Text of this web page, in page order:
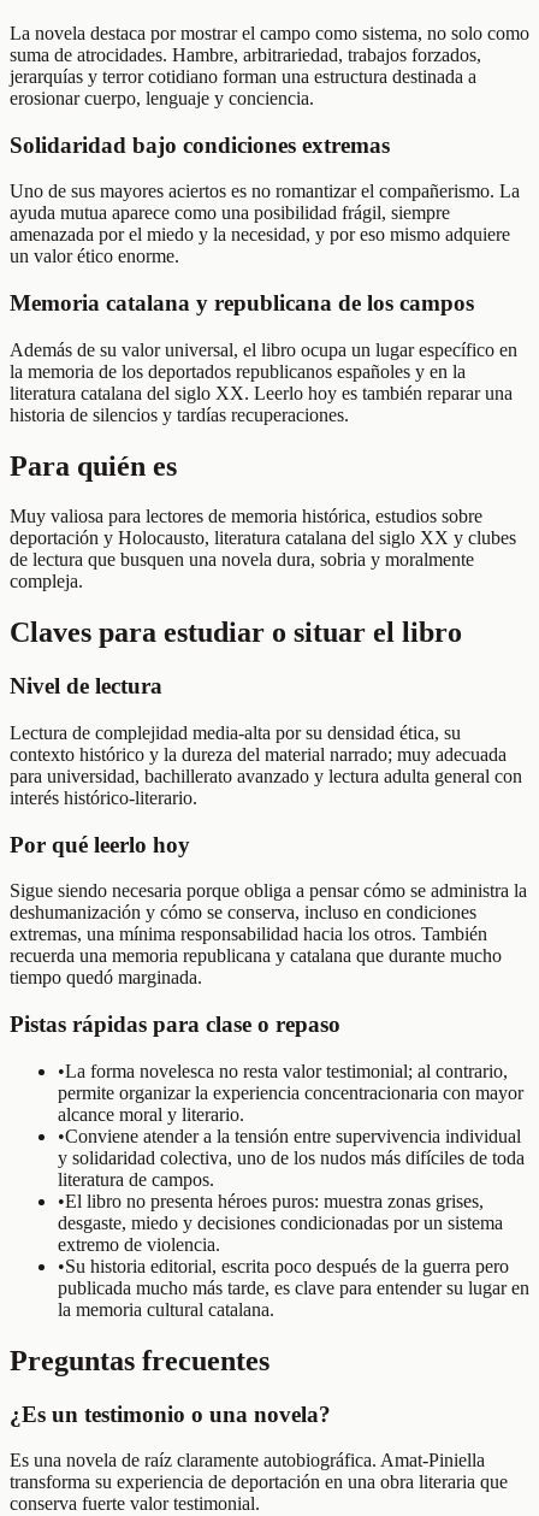
La novela destaca por mostrar el campo como sistema, no solo como
suma de atrocidades. Hambre, arbitrariedad, trabajos forzados,
jerarquías y terror cotidiano forman una estructura destinada a
erosionar cuerpo, lenguaje y conciencia.
Solidaridad bajo condiciones extremas
Uno de sus mayores aciertos es no romantizar el compañerismo. La
ayuda mutua aparece como una posibilidad frágil, siempre
amenazada por el miedo y la necesidad, y por eso mismo adquiere
un valor ético enorme.
Memoria catalana y republicana de los campos
Además de su valor universal, el libro ocupa un lugar específico en
la memoria de los deportados republicanos españoles y en la
literatura catalana del siglo XX. Leerlo hoy es también reparar una
historia de silencios y tardías recuperaciones.
Para quién es
Muy valiosa para lectores de memoria histórica, estudios sobre
deportación y Holocausto, literatura catalana del siglo XX y clubes
de lectura que busquen una novela dura, sobria y moralmente
compleja.
Claves para estudiar o situar el libro
Nivel de lectura
Lectura de complejidad media-alta por su densidad ética, su
contexto histórico y la dureza del material narrado; muy adecuada
para universidad, bachillerato avanzado y lectura adulta general con
interés histórico-literario.
Por qué leerlo hoy
Sigue siendo necesaria porque obliga a pensar cómo se administra la
deshumanización y cómo se conserva, incluso en condiciones
extremas, una mínima responsabilidad hacia los otros. También
recuerda una memoria republicana y catalana que durante mucho
tiempo quedó marginada.
Pistas rápidas para clase o repaso
•La forma novelesca no resta valor testimonial; al contrario,
permite organizar la experiencia concentracionaria con mayor
alcance moral y literario.
•Conviene atender a la tensión entre supervivencia individual
y solidaridad colectiva, uno de los nudos más difíciles de toda
literatura de campos.
•El libro no presenta héroes puros: muestra zonas grises,
desgaste, miedo y decisiones condicionadas por un sistema
extremo de violencia.
•Su historia editorial, escrita poco después de la guerra pero
publicada mucho más tarde, es clave para entender su lugar en
la memoria cultural catalana.
Preguntas frecuentes
¿Es un testimonio o una novela?
Es una novela de raíz claramente autobiográfica. Amat-Piniella
transforma su experiencia de deportación en una obra literaria que
conserva fuerte valor testimonial.